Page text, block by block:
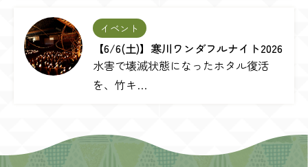
イベント
【6/6(土)】寒川ワンダフルナイト2026
水害で壊滅状態になったホタル復活
を、竹キ…